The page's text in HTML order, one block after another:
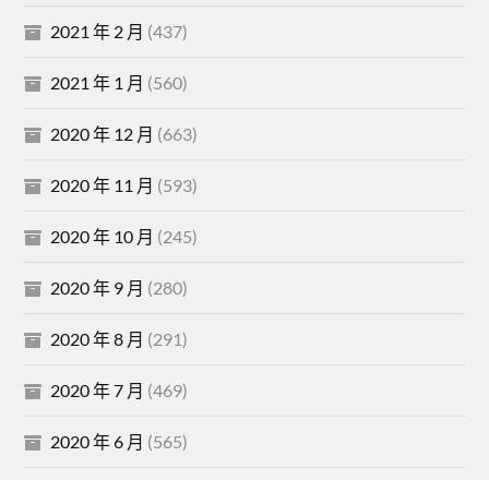
2021 年 2 月 (437)
2021 年 1 月 (560)
2020 年 12 月 (663)
2020 年 11 月 (593)
2020 年 10 月 (245)
2020 年 9 月 (280)
2020 年 8 月 (291)
2020 年 7 月 (469)
2020 年 6 月 (565)